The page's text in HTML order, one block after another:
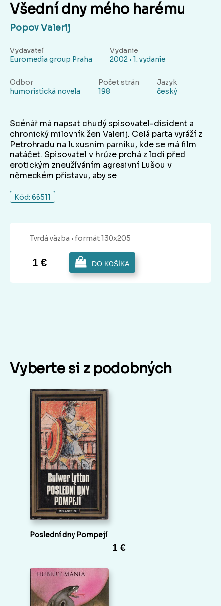
Všední dny mého harému
Popov Valerij
Vydavateľ
Euromedia group Praha
Vydanie
2002 • 1. vydanie
Odbor
humoristická novela
Počet strán
198
Jazyk
český
Scénář má napsat chudý spisovatel-disident a
chronický milovník žen Valerij. Celá parta vyráží z
Petrohradu na luxusním parníku, kde se má film
natáčet. Spisovatel v hrůze prchá z lodi před
erotickým zneužíváním agresivní Lušou v
německém přístavu, aby se
Kód: 66511
Tvrdá väzba • formát 130x205
1 € DO KOŠÍKA
Vyberte si z podobných
Poslední dny Pompejí
1 €